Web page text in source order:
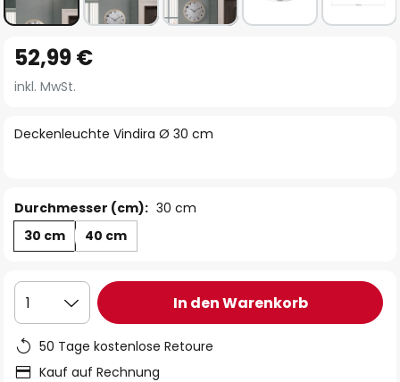
Anfang
der
springen
Deckenleuchte Vindira Ø 30 cm
52,99 €
inkl. MwSt.
Durchmesser (cm): 30 cm
30 cm
40 cm
1 In den Warenkorb
50 Tage kostenlose Retoure
Kauf auf Rechnung